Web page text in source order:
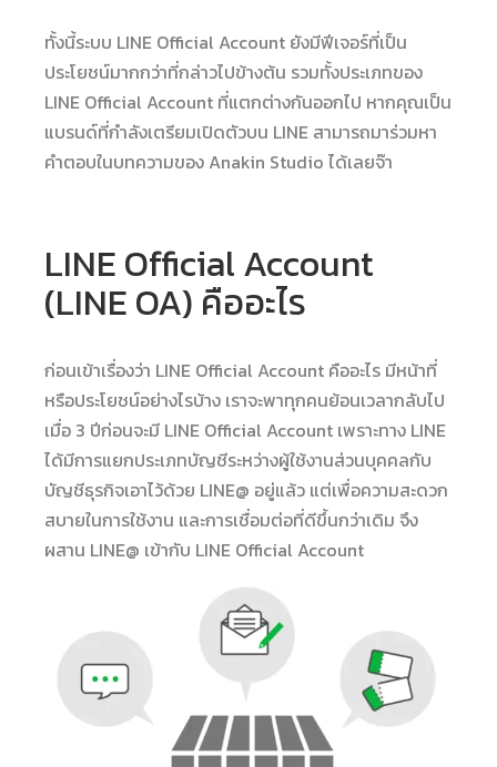
ทั้งนี้ระบบ LINE Official Account ยังมีฟีเจอร์ที่เป็น
ประโยชน์มากกว่าที่กล่าวไปข้างต้น รวมทั้งประเภทของ
LINE Official Account ที่แตกต่างกันออกไป หากคุณเป็น
แบรนด์ที่กำลังเตรียมเปิดตัวบน LINE สามารถมาร่วมหา
คำตอบในบทความของ Anakin Studio ได้เลยจ๊า
LINE Official Account
(LINE OA) คืออะไร
ก่อนเข้าเรื่องว่า LINE Official Account คืออะไร มีหน้าที่
หรือประโยชน์อย่างไรบ้าง เราจะพาทุกคนย้อนเวลากลับไป
เมื่อ 3 ปีก่อนจะมี LINE Official Account เพราะทาง LINE
ได้มีการแยกประเภทบัญชีระหว่างผู้ใช้งานส่วนบุคคลกับ
บัญชีธุรกิจเอาไว้ด้วย LINE@ อยู่แล้ว แต่เพื่อความสะดวก
สบายในการใช้งาน และการเชื่อมต่อที่ดีขึ้นกว่าเดิม จึง
ผสาน LINE@ เข้ากับ LINE Official Account